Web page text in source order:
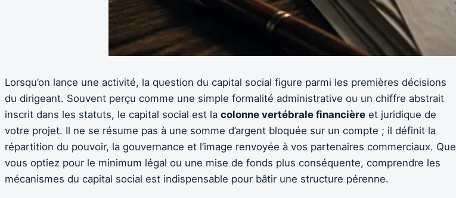
Lorsqu’on lance une activité, la question du capital social figure parmi les premières décisions
du dirigeant. Souvent perçu comme une simple formalité administrative ou un chiffre abstrait
inscrit dans les statuts, le capital social est la colonne vertébrale financière et juridique de
votre projet. Il ne se résume pas à une somme d’argent bloquée sur un compte ; il définit la
répartition du pouvoir, la gouvernance et l’image renvoyée à vos partenaires commerciaux. Que
vous optiez pour le minimum légal ou une mise de fonds plus conséquente, comprendre les
mécanismes du capital social est indispensable pour bâtir une structure pérenne.